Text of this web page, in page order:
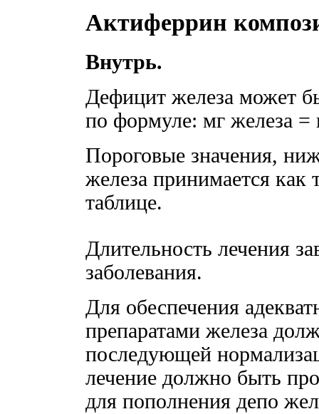
Актиферрин
Внутрь.
Дефицит железа может
по формуле: мг железа =
Пороговые значения,
железа принимается
таблице.
Длительность лечения
заболевания.
Для обеспечения
препаратами железа
последующей
лечение должно быть
для пополнения депо